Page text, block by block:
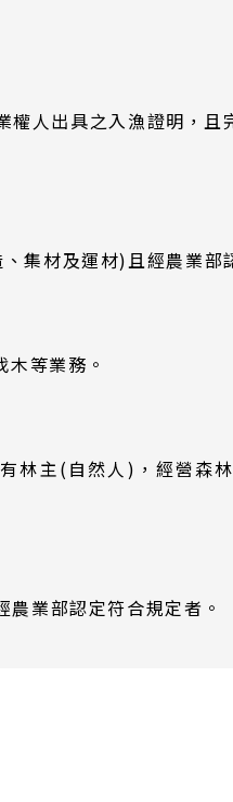
人出具之入漁證明，且
集材及運材)且經農業部
等業務。
林主(自然人)，經營森
業部認定符合規定者。